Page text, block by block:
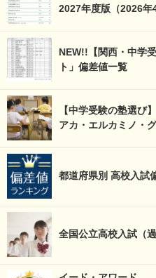
2027年度版（2026年4
NEW!!【関西・中学
ト」偏差値一覧
【中学受験の塾選び
アカ・エルカミノ・
都道府県別 高校入試
全国公立高校入試（